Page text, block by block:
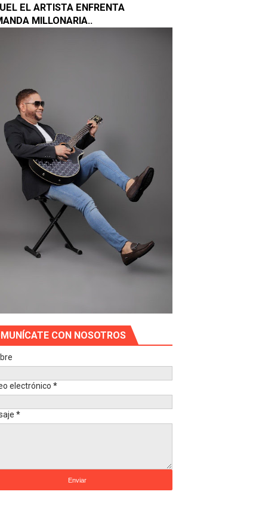
EL ARTISTA ENFRENTA
MILLONARIA..
CON NOSOTROS
electrónico *
*